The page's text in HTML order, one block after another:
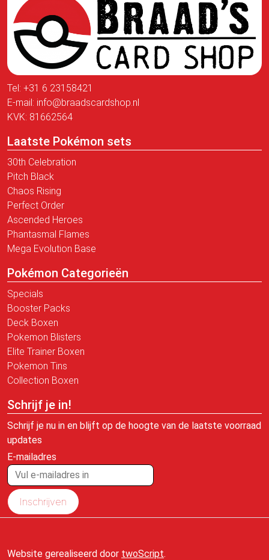
Tel: +31 6 23158421
E-mail: info@braadscardshop.nl
KVK: 81662564
Laatste Pokémon sets
30th Celebration
Pitch Black
Chaos Rising
Perfect Order
Ascended Heroes
Phantasmal Flames
Mega Evolution Base
Pokémon Categorieën
Specials
Booster Packs
Deck Boxen
Pokemon Blisters
Elite Trainer Boxen
Pokemon Tins
Collection Boxen
Schrijf je in!
Schrijf je nu in en blijft op de hoogte van de laatste voorraad
updates
E-mailadres
Inschrijven
Website gerealiseerd door twoScript.